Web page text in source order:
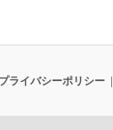
プライバシーポリシー